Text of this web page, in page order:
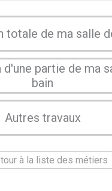
totale de ma salle
d'une partie de ma
bain
Autres travaux
à la liste des métiers